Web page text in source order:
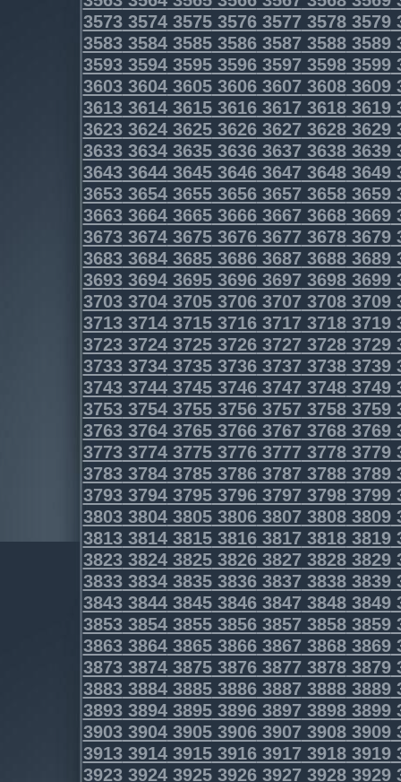
3573357435753576357735783579
3583358435853586358735883589
3593359435953596359735983599
3603360436053606360736083609
3613361436153616361736183619
3623362436253626362736283629
3633363436353636363736383639
3643364436453646364736483649
3653365436553656365736583659
3663366436653666366736683669
3673367436753676367736783679
3683368436853686368736883689
3693369436953696369736983699
3703370437053706370737083709
3713371437153716371737183719
3723372437253726372737283729
3733373437353736373737383739
3743374437453746374737483749
3753375437553756375737583759
3763376437653766376737683769
3773377437753776377737783779
3783378437853786378737883789
3793379437953796379737983799
3803380438053806380738083809
3813381438153816381738183819
3823382438253826382738283829
3833383438353836383738383839
3843384438453846384738483849
3853385438553856385738583859
3863386438653866386738683869
3873387438753876387738783879
3883388438853886388738883889
3893389438953896389738983899
3903390439053906390739083909
3913391439153916391739183919
3923392439253926392739283929